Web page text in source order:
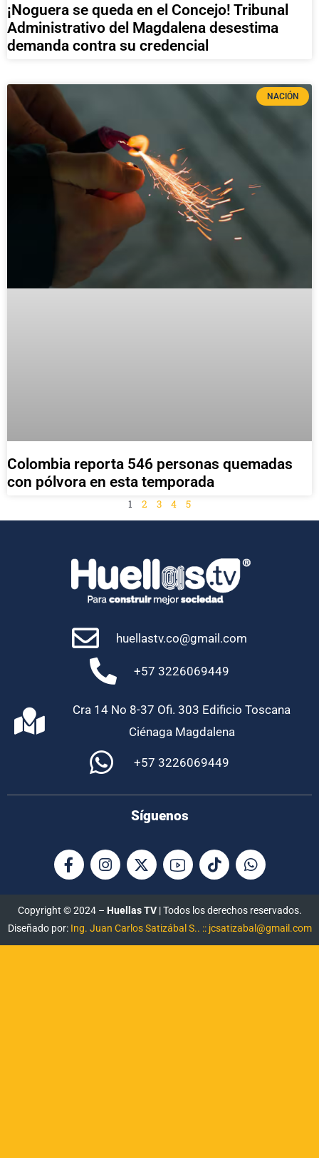
¡Noguera se queda en el Concejo! Tribunal
Administrativo del Magdalena desestima
demanda contra su credencial
NACIÓN
Colombia reporta 546 personas quemadas
con pólvora en esta temporada
1 2 3 4 5
huellastv.co@gmail.com
+57 3226069449
Cra 14 No 8-37 Ofi. 303 Edificio Toscana
Ciénaga Magdalena
+57 3226069449
Síguenos
Copyright © 2024 – Huellas TV| Todos los derechos reservados.
Diseñado por: Ing. Juan Carlos Satizábal S.. :: jcsatizabal@gmail.com